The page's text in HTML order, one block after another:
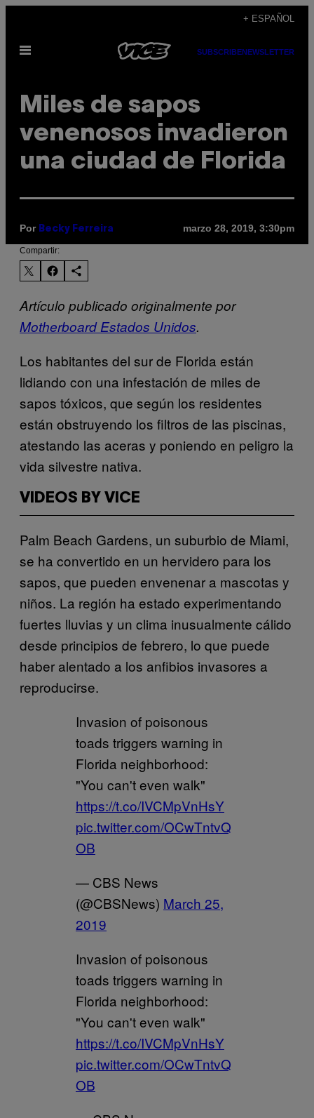
contenido
+ ESPAÑOL
Abrir
SUBSCRIBENEWSLETTER
Miles de sapos
venenosos invadieron
una ciudad de Florida
Por Becky Ferreira marzo 28, 2019, 3:30pm
Compartir:
Artículo publicado originalmente por
Motherboard Estados Unidos.
Los habitantes del sur de Florida están
lidiando con una infestación de miles de
sapos tóxicos, que según los residentes
están obstruyendo los filtros de las piscinas,
atestando las aceras y poniendo en peligro la
vida silvestre nativa.
VIDEOS BY VICE
Palm Beach Gardens, un suburbio de Miami,
se ha convertido en un hervidero para los
sapos, que pueden envenenar a mascotas y
niños. La región ha estado experimentando
fuertes lluvias y un clima inusualmente cálido
desde principios de febrero, lo que puede
haber alentado a los anfibios invasores a
reproducirse.
Invasion of poisonous
toads triggers warning in
Florida neighborhood:
"You can't even walk"
https://t.co/IVCMpVnHsY
pic.twitter.com/OCwTntvQ
OB
— CBS News
(@CBSNews) March 25,
2019
Invasion of poisonous
toads triggers warning in
Florida neighborhood:
"You can't even walk"
https://t.co/IVCMpVnHsY
pic.twitter.com/OCwTntvQ
OB